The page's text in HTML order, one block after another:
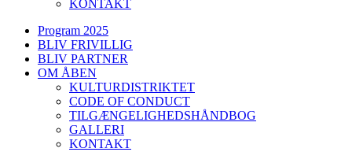
KONTAKT
Program 2025
BLIV FRIVILLIG
BLIV PARTNER
OM ÅBEN
KULTURDISTRIKTET
CODE OF CONDUCT
TILGÆNGELIGHEDSHÅNDBOG
GALLERI
KONTAKT